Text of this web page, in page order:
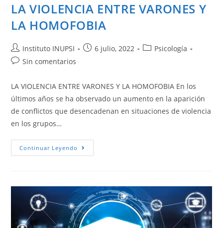
LA VIOLENCIA ENTRE VARONES Y
LA HOMOFOBIA
Instituto INUPSI 6 julio, 2022
Psicología
Sin comentarios
LA VIOLENCIA ENTRE VARONES Y LA HOMOFOBIA En los
últimos años se ha observado un aumento en la aparición
de conflictos que desencadenan en situaciones de violencia
en los grupos…
Continuar Leyendo